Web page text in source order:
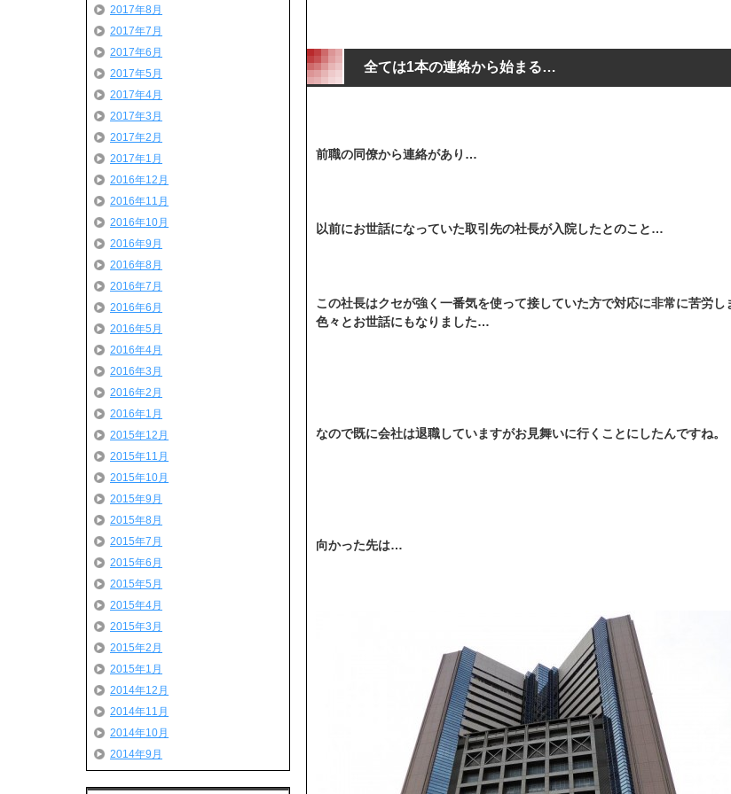
全ては1本の連絡から始まる…
前職の同僚から連絡があり…
以前にお世話になっていた取引先の社長が入院したとのこと…
この社長はクセが強く一番気を使って接していた方で対応に非常に苦労し
色々とお世話にもなりました…
なので既に会社は退職していますがお見舞いに行くことにしたんですね。
向かった先は…
2017年8月
2017年7月
2017年6月
2017年5月
2017年4月
2017年3月
2017年2月
2017年1月
2016年12月
2016年11月
2016年10月
2016年9月
2016年8月
2016年7月
2016年6月
2016年5月
2016年4月
2016年3月
2016年2月
2016年1月
2015年12月
2015年11月
2015年10月
2015年9月
2015年8月
2015年7月
2015年6月
2015年5月
2015年4月
2015年3月
2015年2月
2015年1月
2014年12月
2014年11月
2014年10月
2014年9月